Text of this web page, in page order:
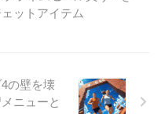
ットアイテム
の壁を壊
ニューと